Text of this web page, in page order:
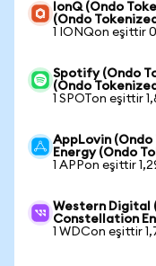
IonQ (Ondo
(Ondo
1 IONQon eşittir
Spotify (Ondo
(Ondo
1 SPOTon eşittir
AppLovin
Energy (Ondo
1 APPon eşittir
Western Digital
Constellation
1 WDCon eşittir